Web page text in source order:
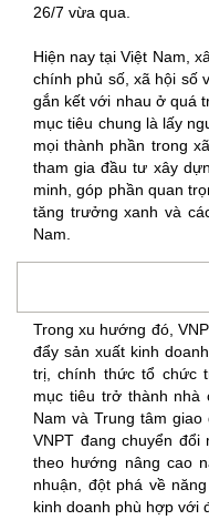
26/7 vừa qua.
Hiện nay tại Việt Nam,
chính phủ số, xã hội số
gắn kết với nhau ở quá
mục tiêu chung là lấy
mọi thành phần trong
tham gia đầu tư xây
minh, góp phần quan
tăng trưởng xanh và
Nam.
Trong xu hướng đó,
đẩy sản xuất kinh
trị, chính thức tổ chức
mục tiêu trở thành nhà
Nam và Trung tâm
VNPT đang chuyển
theo hướng nâng cao
nhuận, đột phá về
kinh doanh phù hợp với